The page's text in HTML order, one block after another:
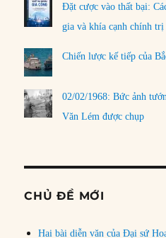
Đặt cược vào thất bại:
gia và khía cạnh chính
Chiến lược kế tiếp của
02/02/1968: Bức ảnh
Văn Lém được chụp
CHỦ ĐỀ MỚI
Hai bài diễn văn của Đại sứ